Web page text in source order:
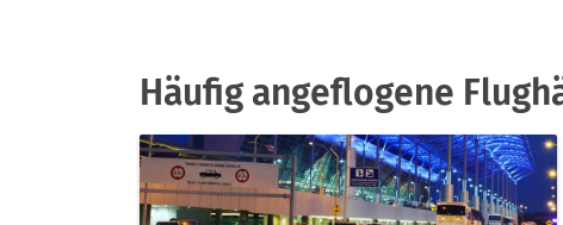
Häufig angeflogene